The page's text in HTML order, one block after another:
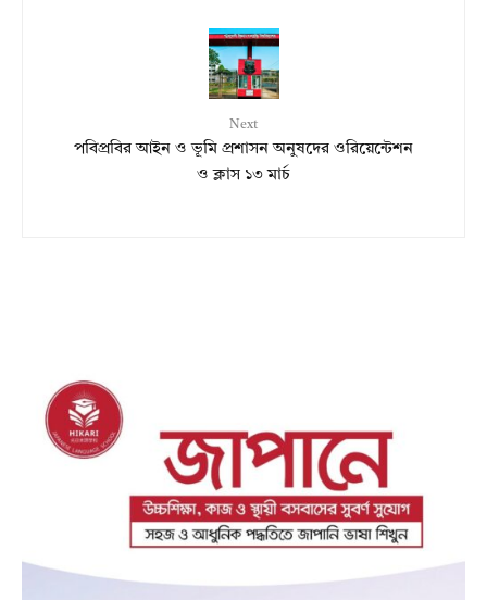
Next
পবিপ্রবির আইন ও ভূমি প্রশাসন অনুষদের ওরিয়েন্টেশন
ও ক্লাস ১৩ মার্চ